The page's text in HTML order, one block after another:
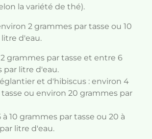
la variété de thé).
2 grammes par tasse ou 10
d'eau.
2 grammes par tasse et entre 6
par litre d'eau.
et d'hibiscus : environ 4
ou environ 20 grammes par
10 grammes par tasse ou 20 à
litre d'eau.